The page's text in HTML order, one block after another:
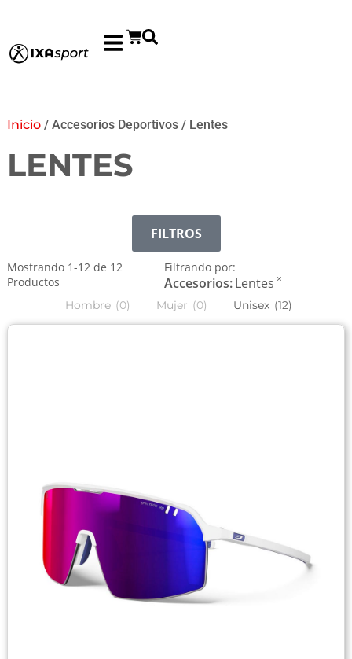
Inicio/ Accesorios Deportivos / Lentes
LENTES
FILTROS
Mostrando 1-12de 12
Productos
Filtrando por:
Accesorios:Lentes ×
Hombre (0) Mujer (0) Unisex (12)